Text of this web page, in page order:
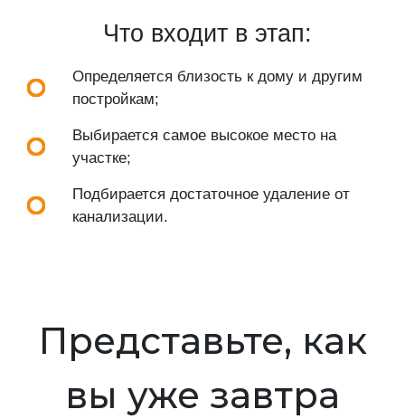
Что входит в этап:
Определяется близость к дому и другим
постройкам;
Выбирается самое высокое место на
участке;
Подбирается достаточное удаление от
канализации.
Представьте, как
вы уже завтра